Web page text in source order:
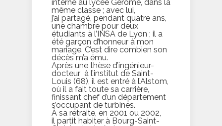
interne au lycée Gérôme, dans la
même classe ; avec lui,
j’ai partagé, pendant quatre ans,
une chambre pour deux
étudiants à l’INSA de Lyon ; il a
été garçon d’honneur à mon
mariage. C’est dire combien son
décès m’a ému.
Après une thèse d’ingénieur-
docteur à l’institut de Saint-
Louis (68), il est entré à l’Alstom,
où il a fait toute sa carrière,
finissant chef d’un département
s’occupant de turbines.
À sa retraite, en 2001 ou 2002,
il partit habiter à Bourg-Saint-